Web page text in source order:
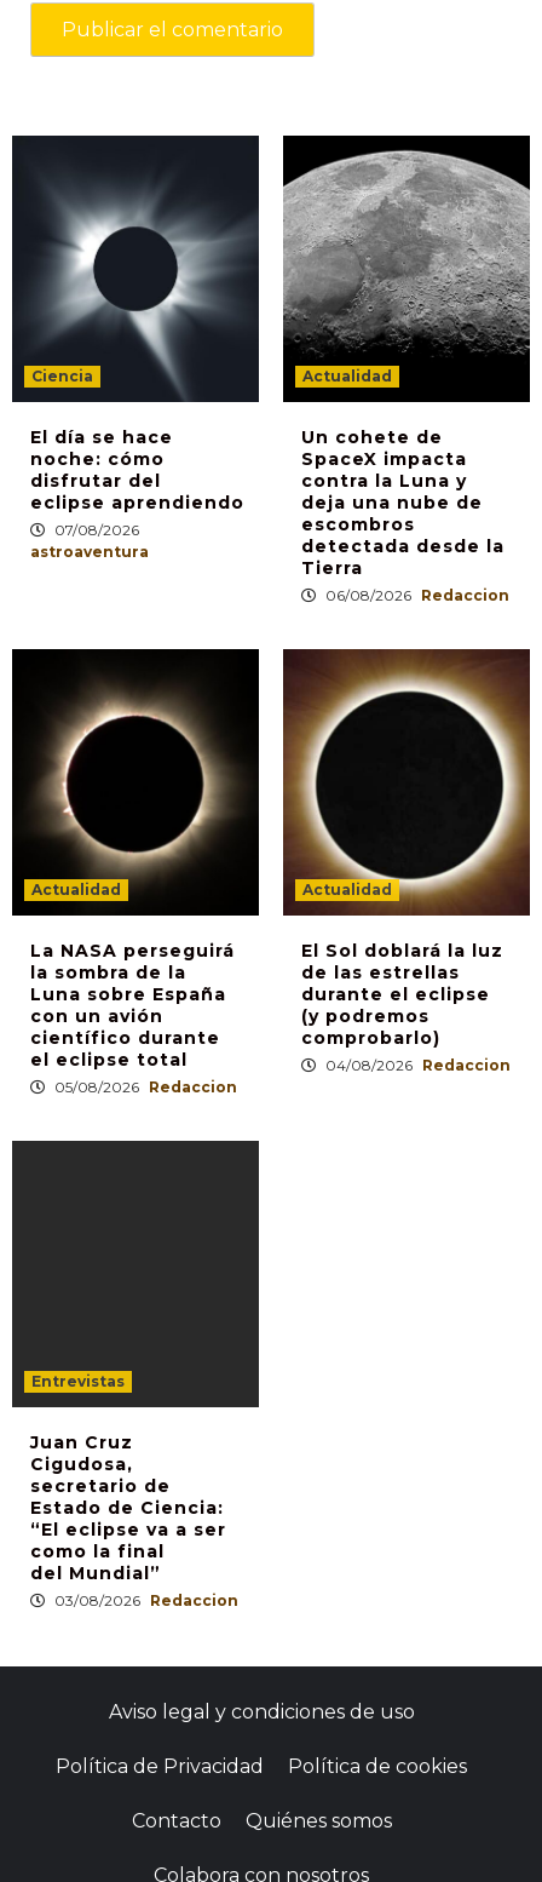
Ciencia
El día se hace
noche: cómo
disfrutar del
eclipse aprendiendo
07/08/2026
astroaventura
Actualidad
Un cohete de
SpaceX impacta
contra la Luna y
deja una nube de
escombros
detectada desde la
Tierra
06/08/2026 Redaccion
Actualidad
La NASA perseguirá
la sombra de la
Luna sobre España
con un avión
científico durante
el eclipse total
05/08/2026 Redaccion
Actualidad
El Sol doblará la luz
de las estrellas
durante el eclipse
(y podremos
comprobarlo)
04/08/2026 Redaccion
Entrevistas
Juan Cruz
Cigudosa,
secretario de
Estado de Ciencia:
“El eclipse va a ser
como la final
del Mundial”
03/08/2026 Redaccion
Aviso legal y condiciones de uso
Política de Privacidad Política de cookies
Contacto Quiénes somos
Colabora con nosotros